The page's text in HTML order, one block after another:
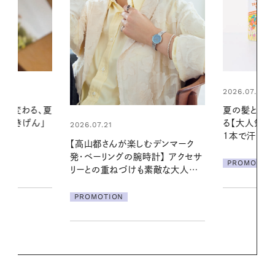
2026.07.24
る【大人気のドライシャンプー】 この
PROMOTION
2026.06.01
暑い夏のナイ
える夜の爽